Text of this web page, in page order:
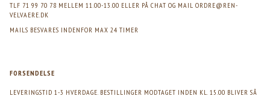
TLF 71 99 70 78 MELLEM 11.00-13.00 ELLER PÅ CHAT OG MAIL ORDRE@REN-
VELVAERE.DK
MAILS BESVARES INDENFOR MAX 24 TIMER
FORSENDELSE
LEVERINGSTID 1-3 HVERDAGE. BESTILLINGER MODTAGET INDEN KL. 15.00 BLIVER SÅ